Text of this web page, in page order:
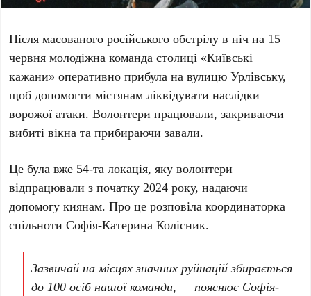
Після масованого російського обстрілу в ніч на 15
червня молодіжна команда столиці «Київські
кажани» оперативно прибула на вулицюУрлівську,
щоб допомогти містянам ліквідувати наслідки
ворожої атаки. Волонтери працювали, закриваючи
вибиті вікна та прибираючи завали.
Це була вже 54-та локація, яку волонтери
відпрацювали з початку2024 року, надаючи
допомогу киянам. Про це розповіла координаторка
спільнотиСофія-Катерина Колісник.
Зазвичай на місцях значних руйнацій збирається
до100 осібнашої команди, — пояснює Софія-